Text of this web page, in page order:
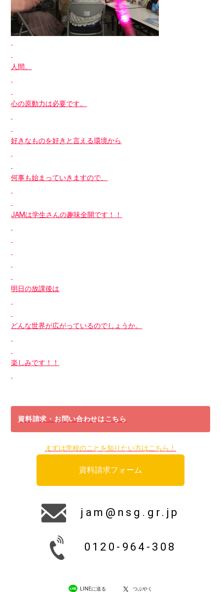
人間、
心の原動力は必要です。
好きなものを好きと言える環境から
何事も始まっていきますので、
JAMは学生さんの趣味全開です！！
明日の放課後は
どんな世界が広がっているのでしょうか。
楽しみです！！
資料請求・お問い合わせはこちら
まずは学校のことを知りたい方はこちら！
資料請求フォーム
jam@nsg.gr.jp
0120-964-308
LINEに送る つぶやく